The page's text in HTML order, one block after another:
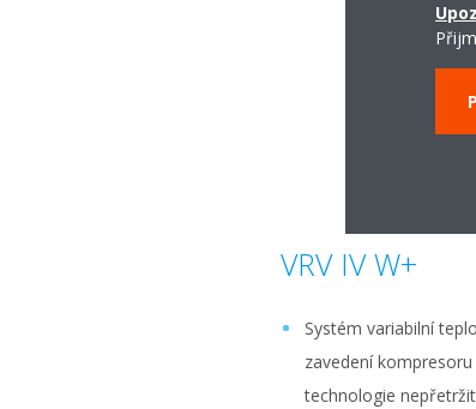
VRV IV W+
Systém variabilní
zavedení
technologie